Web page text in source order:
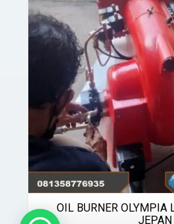
Details
OIL BURNER OLYMPIA
JEPAN